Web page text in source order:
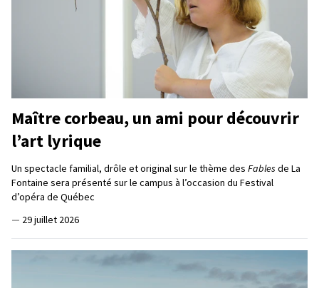
Maître corbeau, un ami pour découvrir
l’art lyrique
Un spectacle familial, drôle et original sur le thème des Fables de La
Fontaine sera présenté sur le campus à l’occasion du Festival
d’opéra de Québec
— 29 juillet 2026